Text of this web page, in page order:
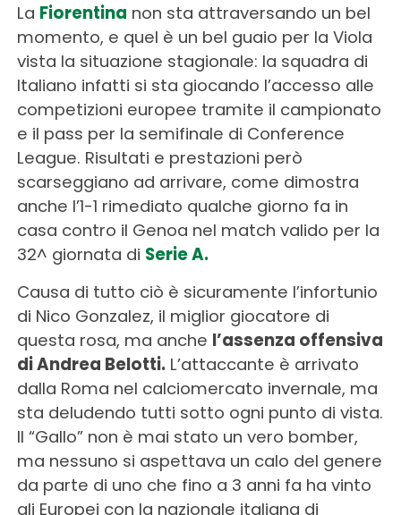
La Fiorentina non sta attraversando un bel
momento, e quel è un bel guaio per la Viola
vista la situazione stagionale: la squadra di
Italiano infatti si sta giocando l’accesso alle
competizioni europee tramite il campionato
e il pass per la semifinale di Conference
League. Risultati e prestazioni però
scarseggiano ad arrivare, come dimostra
anche l’1-1 rimediato qualche giorno fa in
casa contro il Genoa nel match valido per la
32^ giornata di Serie A.
Causa di tutto ciò è sicuramente l’infortunio
di Nico Gonzalez, il miglior giocatore di
questa rosa, ma anche l’assenza offensiva
di Andrea Belotti. L’attaccante è arrivato
dalla Roma nel calciomercato invernale, ma
sta deludendo tutti sotto ogni punto di vista.
Il “Gallo” non è mai stato un vero bomber,
ma nessuno si aspettava un calo del genere
da parte di uno che fino a 3 anni fa ha vinto
gli Europei con la nazionale italiana di